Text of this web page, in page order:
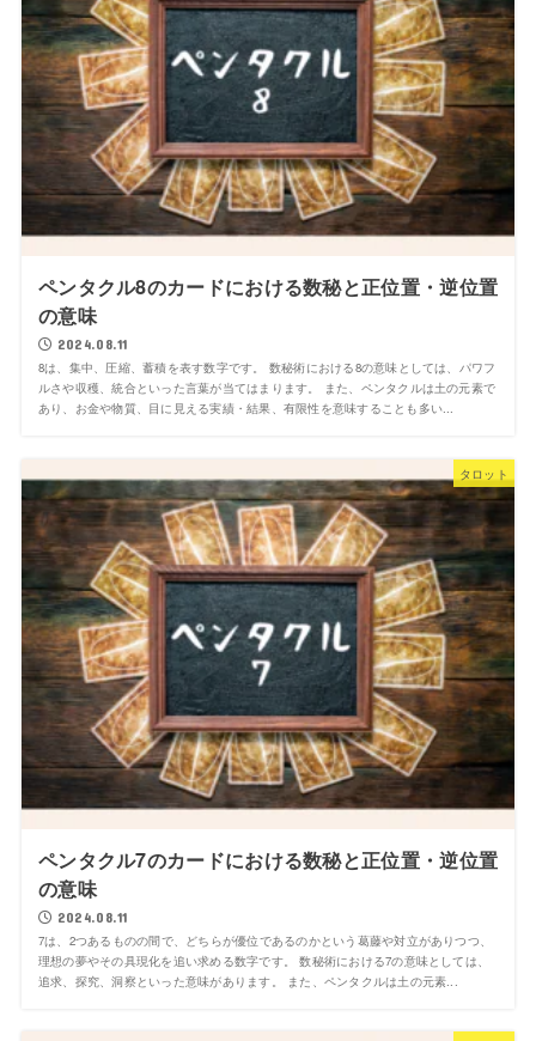
ペンタクル8のカードにおける数秘と正位置・逆位置
の意味
2024.08.11
8は、集中、圧縮、蓄積を表す数字です。 数秘術における8の意味としては、パワフ
ルさや収穫、統合といった言葉が当てはまります。 また、ペンタクルは土の元素で
あり、お金や物質、目に見える実績・結果、有限性を意味することも多い...
タロット
ペンタクル7のカードにおける数秘と正位置・逆位置
の意味
2024.08.11
7は、2つあるものの間で、どちらが優位であるのかという葛藤や対立がありつつ、
理想の夢やその具現化を追い求める数字です。 数秘術における7の意味としては、
追求、探究、洞察といった意味があります。 また、ペンタクルは土の元素...